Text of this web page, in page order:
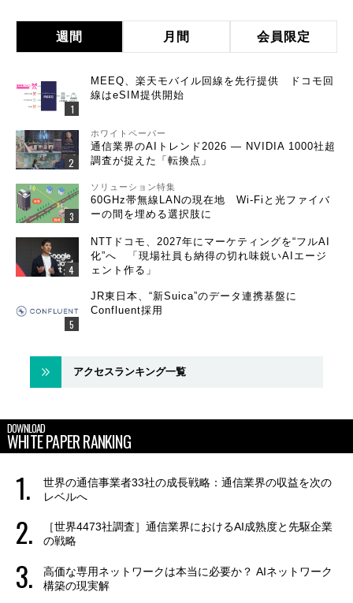
週間 月間 会員限定
MEEQ、楽天モバイル回線を先行提供 ドコモ回
線はeSIM提供開始
ホワイトペーパー
通信業界のAIトレンド2026 ― NVIDIA 1000社超
調査が捉えた「転換点」
ソリューション特集
60GHz帯無線LANの現在地 Wi-Fiと光ファイバ
ーの間を埋める選択肢に
NTTドコモ、2027年にマーケティングを“フルAI
化”へ 「現場社員も納得の切れ味鋭いAIエージ
ェント作る」
JR東日本、“新Suica”のデータ連携基盤に
Confluent採用
アクセスランキング一覧
DOWNLOAD
WHITE PAPER RANKING
世界の通信事業者33社の成長戦略：通信業界の収益を次の
レベルへ
［世界4473社調査］通信業界におけるAI成熟度と先駆企業
の戦略
高価な専用ネットワークは本当に必要か？ AIネットワーク
構築の現実解